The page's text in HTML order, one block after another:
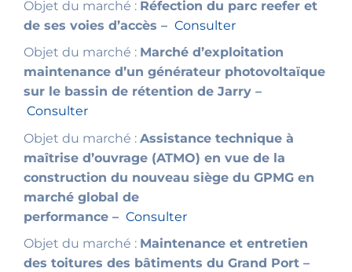
Objet du marché : Réfection du parc reefer et
de ses voies d’accès – Consulter
Objet du marché : Marché d’exploitation
maintenance d’un générateur photovoltaïque
sur le bassin de rétention de Jarry –
Consulter
Objet du marché : Assistance technique à
maîtrise d’ouvrage (ATMO) en vue de la
construction du nouveau siège du GPMG en
marché global de
performance – Consulter
Objet du marché : Maintenance et entretien
des toitures des bâtiments du Grand Port –